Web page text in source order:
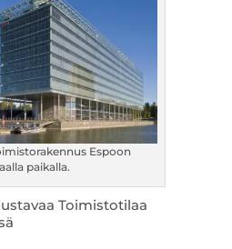
Espoon
paikalla.
Toimistotilaa